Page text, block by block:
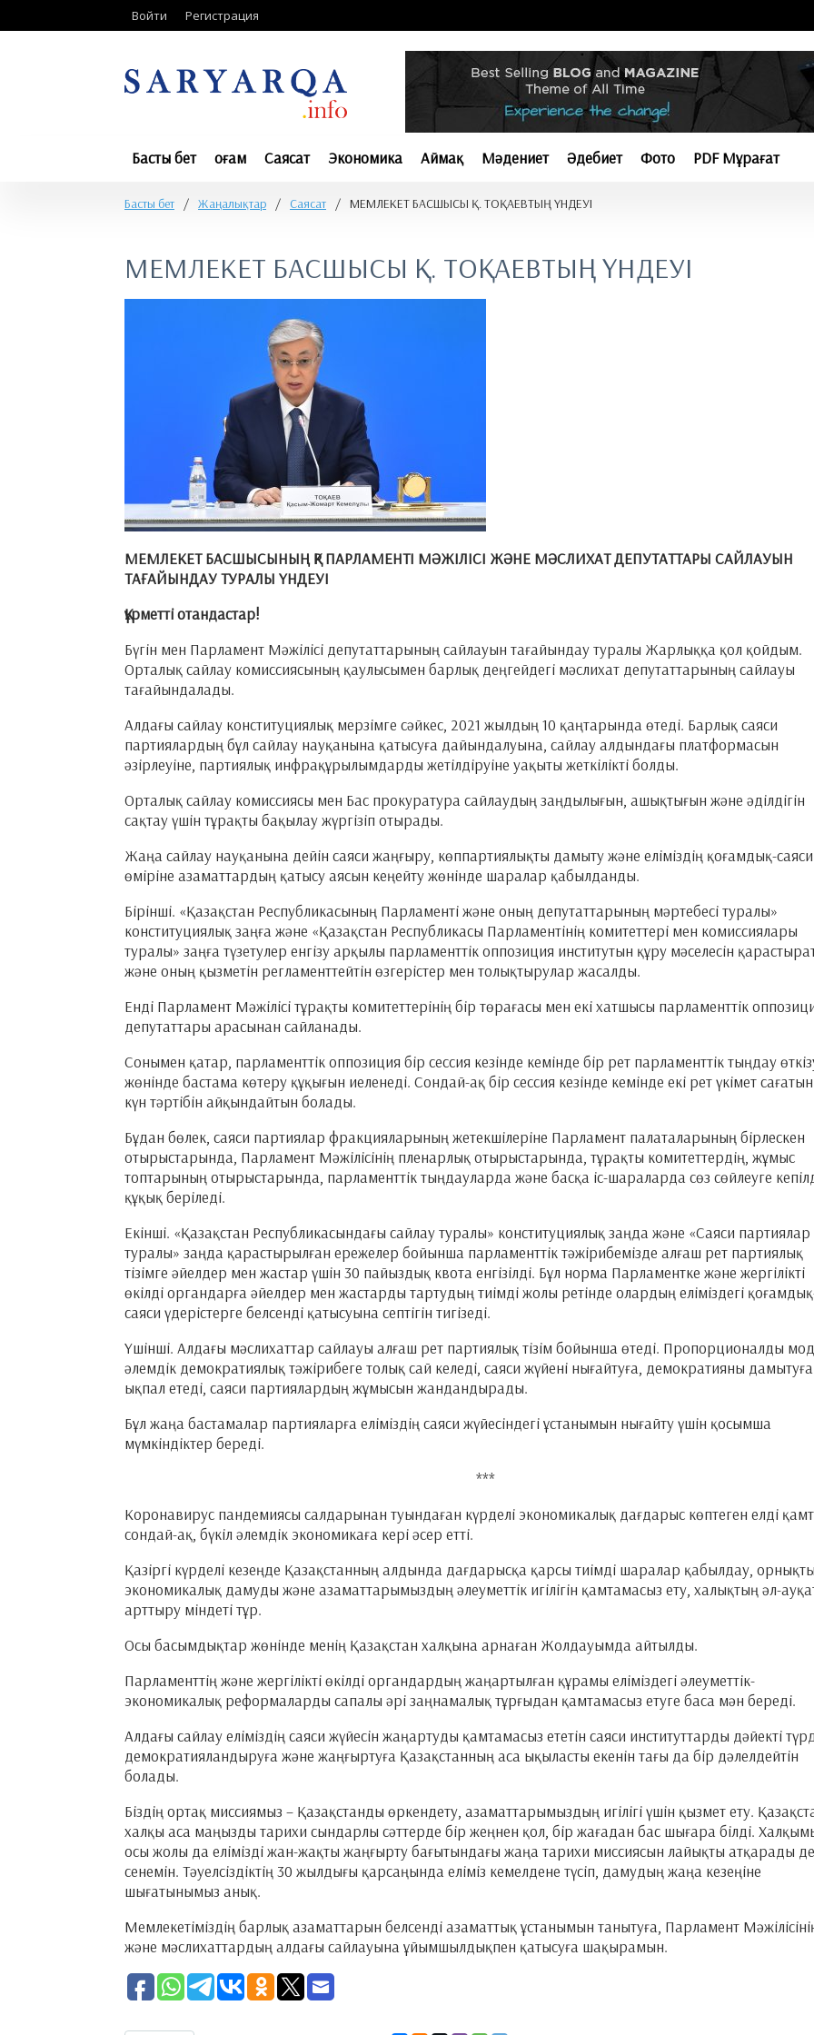
Войти Регистрация
Басты бет Қоғам Саясат Экономика Аймақ Мәдениет Әдебиет Фото PDF Мұрағат
Басты бет / Жаңалықтар / Саясат / ​МЕМЛЕКЕТ БАСШЫСЫ Қ. ТОҚАЕВТЫҢ ҮНДЕУІ
​МЕМЛЕКЕТ БАСШЫСЫ Қ. ТОҚАЕВТЫҢ ҮНДЕУІ
МЕМЛЕКЕТ БАСШЫСЫНЫҢ ҚР ПАРЛАМЕНТІ МӘЖІЛІСІ ЖӘНЕ МӘСЛИХАТ ДЕПУТАТТАРЫ САЙЛАУЫН
ТАҒАЙЫНДАУ ТУРАЛЫ ҮНДЕУІ
Құрметті отандастар!
Бүгін мен Парламент Мәжілісі депутаттарының сайлауын тағайындау туралы Жарлыққа қол қойдым.
Орталық сайлау комиссиясының қаулысымен барлық деңгейдегі мәслихат депутаттарының сайлауы
тағайындалады.
Алдағы сайлау конституциялық мерзімге сәйкес, 2021 жылдың 10 қаңтарында өтеді. Барлық саяси
партиялардың бұл сайлау науқанына қатысуға дайындалуына, сайлау алдындағы платформасын
әзірлеуіне, партиялық инфрақұрылымдарды жетілдіруіне уақыты жеткілікті болды.
Орталық сайлау комиссиясы мен Бас прокуратура сайлаудың заңдылығын, ашықтығын және әділдігін
сақтау үшін тұрақты бақылау жүргізіп отырады.
Жаңа сайлау науқанына дейін саяси жаңғыру, көппартиялықты дамыту және еліміздің қоғамдық-саяси
өміріне азаматтардың қатысу аясын кеңейту жөнінде шаралар қабылданды.
Бірінші. «Қазақстан Республикасының Парламенті және оның депутаттарының мәртебесі туралы»
конституциялық заңға және «Қазақстан Республикасы Парламентінің комитеттері мен комиссиялары
туралы» заңға түзетулер енгізу арқылы парламенттік оппозиция институтын құру мәселесін
және оның қызметін регламенттейтін өзгерістер мен толықтырулар жасалды.
Енді Парламент Мәжілісі тұрақты комитеттерінің бір төрағасы мен екі хатшысы парламенттік
депутаттары арасынан сайланады.
Сонымен қатар, парламенттік оппозиция бір сессия кезінде кемінде бір рет парламенттік тыңдау
жөнінде бастама көтеру құқығын иеленеді. Сондай-ақ бір сессия кезінде кемінде екі рет үкімет
күн тәртібін айқындайтын болады.
Бұдан бөлек, саяси партиялар фракцияларының жетекшілеріне Парламент палаталарының бірлескен
отырыстарында, Парламент Мәжілісінің пленарлық отырыстарында, тұрақты комитеттердің, жұмыс
топтарының отырыстарында, парламенттік тыңдауларда және басқа іс-шараларда сөз сөйлеуге
құқық беріледі.
Екінші. «Қазақстан Республикасындағы сайлау туралы» конституциялық заңда және «Саяси партиялар
туралы» заңда қарастырылған ережелер бойынша парламенттік тәжірибемізде алғаш рет партиялық
тізімге әйелдер мен жастар үшін 30 пайыздық квота енгізілді. Бұл норма Парламентке және жергілікті
өкілді органдарға әйелдер мен жастарды тартудың тиімді жолы ретінде олардың еліміздегі
саяси үдерістерге белсенді қатысуына септігін тигізеді.
Үшінші. Алдағы мәслихаттар сайлауы алғаш рет партиялық тізім бойынша өтеді. Пропорционалды
әлемдік демократиялық тәжірибеге толық сай келеді, саяси жүйені нығайтуға, демократияны дамытуға
ықпал етеді, саяси партиялардың жұмысын жандандырады.
Бұл жаңа бастамалар партияларға еліміздің саяси жүйесіндегі ұстанымын нығайту үшін қосымша
мүмкіндіктер береді.
***
Коронавирус пандемиясы салдарынан туындаған күрделі экономикалық дағдарыс көптеген елді
сондай-ақ, бүкіл әлемдік экономикаға кері әсер етті.
Қазіргі күрделі кезеңде Қазақстанның алдында дағдарысқа қарсы тиімді шаралар қабылдау, орнықты
экономикалық дамуды және азаматтарымыздың әлеуметтік игілігін қамтамасыз ету, халықтың әл-
арттыру міндеті тұр.
Осы басымдықтар жөнінде менің Қазақстан халқына арнаған Жолдауымда айтылды.
Парламенттің және жергілікті өкілді органдардың жаңартылған құрамы еліміздегі әлеуметтік-
экономикалық реформаларды сапалы әрі заңнамалық тұрғыдан қамтамасыз етуге баса мән береді.
Алдағы сайлау еліміздің саяси жүйесін жаңартуды қамтамасыз ететін саяси институттарды дәйекті
демократияландыруға және жаңғыртуға Қазақстанның аса ықыласты екенін тағы да бір дәлелдейтін
болады.
Біздің ортақ миссиямыз – Қазақстанды өркендету, азаматтарымыздың игілігі үшін қызмет ету.
халқы аса маңызды тарихи сындарлы сәттерде бір жеңнен қол, бір жағадан бас шығара білді.
осы жолы да елімізді жан-жақты жаңғырту бағытындағы жаңа тарихи миссиясын лайықты атқарады
сенемін. Тәуелсіздіктің 30 жылдығы қарсаңында еліміз кемелдене түсіп, дамудың жаңа кезеңіне
шығатынымыз анық.
Мемлекетіміздің барлық азаматтарын белсенді азаматтық ұстанымын танытуға, Парламент
және мәслихаттардың алдағы сайлауына ұйымшылдықпен қатысуға шақырамын.